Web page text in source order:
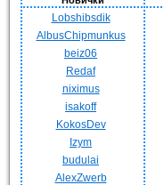
Lobshibsdik
AlbusChipmunkus
beiz06
Redaf
niximus
isakoff
KokosDev
Izym
budulai
AlexZwerb